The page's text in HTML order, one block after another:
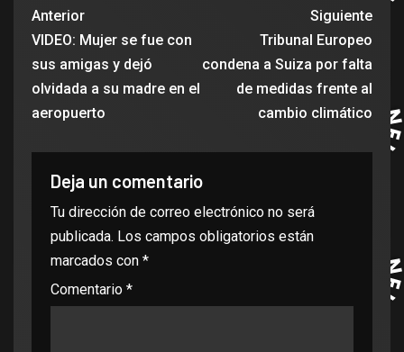
Anterior
VIDEO: Mujer se fue con
sus amigas y dejó
olvidada a su madre en el
aeropuerto
Siguiente
Tribunal Europeo
condena a Suiza por falta
de medidas frente al
cambio climático
Deja un comentario
Tu dirección de correo electrónico no será
publicada. Los campos obligatorios están
marcados con *
Comentario *